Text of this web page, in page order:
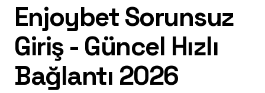
Enjoybet Sorunsuz
Giriş - Güncel Hızlı
Bağlantı 2026